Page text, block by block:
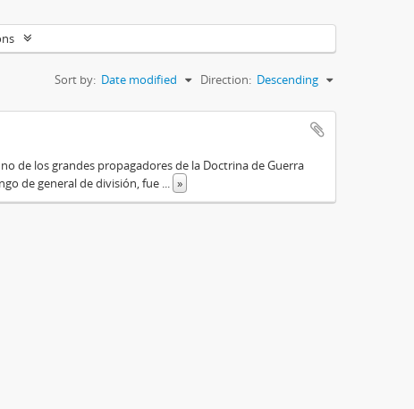
Sort by: Date modified Direction: Descending
de los grandes propagadores de la Doctrina de Guerra
de general de división, fue
»